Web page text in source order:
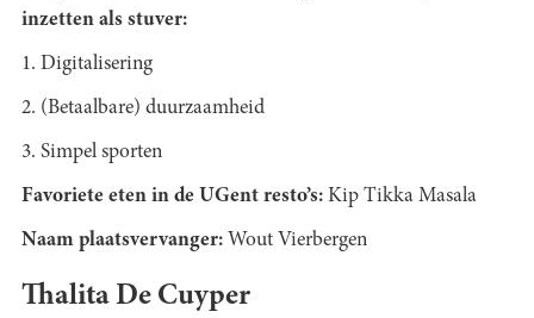
inzetten als stuver:
1. Digitalisering
2. (Betaalbare) duurzaamheid
3. Simpel sporten
Favoriete eten in de UGent resto’s: Kip Tikka Masala
Naam plaatsvervanger: Wout Vierbergen
Thalita De Cuyper